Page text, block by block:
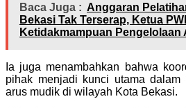
Baca Juga : Anggaran
Bekasi Tak Terserap, Ketua
Ketidakmampuan Pengelolaan
Ia juga menambahkan bahwa
pihak menjadi kunci utama dalam
arus mudik di wilayah Kota Bekasi.